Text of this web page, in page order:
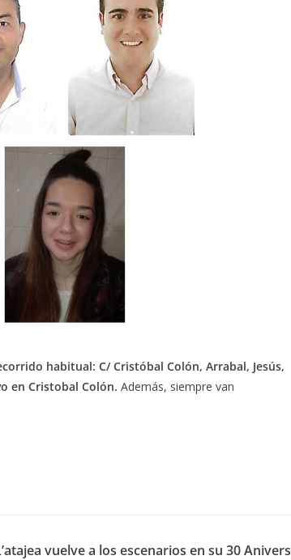
habitual: C/ Cristóbal Colón, Arrabal, Jesús,
en Cristobal Colón. Además, siempre van
vuelve a los escenarios en su 30 Anivers